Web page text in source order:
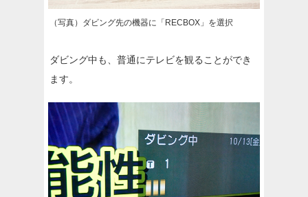
（写真）ダビング先の機器に「RECBOX」を選択
ダビング中も、普通にテレビを観ることができ
ます。